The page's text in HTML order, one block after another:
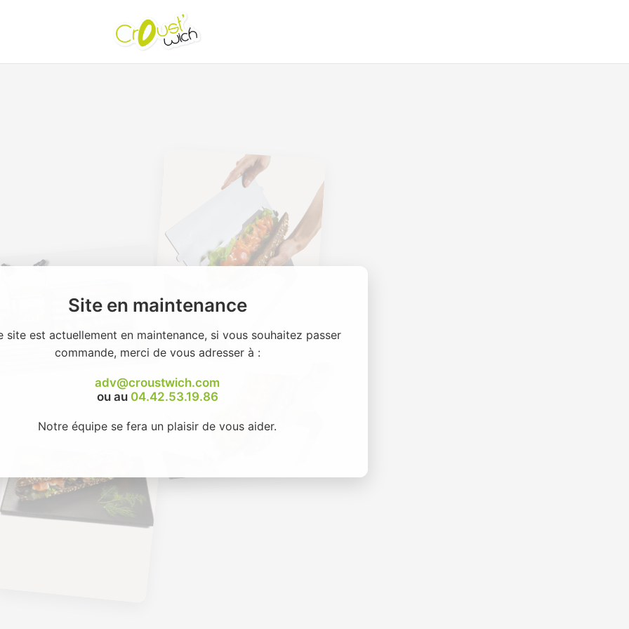
Site en maintenance
site est actuellement en maintenance, si vous souhaitez passer
commande, merci de vous adresser à :
adv@croustwich.com
ou au 04.42.53.19.86
Notre équipe se fera un plaisir de vous aider.